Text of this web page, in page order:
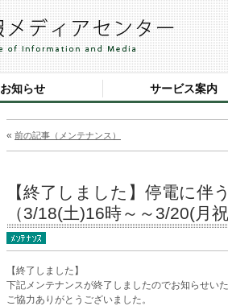
お知らせ サービス案内
« 前の記事（メンテナンス）
【終了しました】停電に伴
（3/18(土)16時～～3/20(月祝
【終了しました】
下記メンテナンスが終了しましたのでお知らせいた
ご協力ありがとうございました。